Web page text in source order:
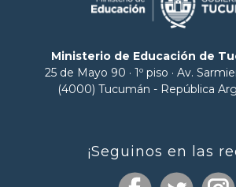
Ministerio de Educación de
25 de Mayo 90 · 1º piso · Av.
(4000) Tucumán - República
¡Seguinos en las